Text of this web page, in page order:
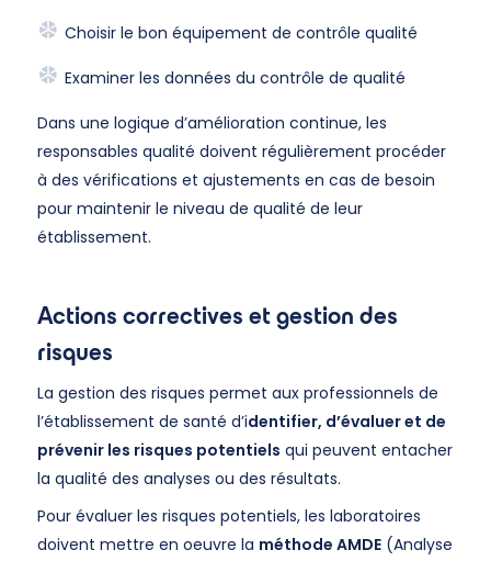
Choisir le bon équipement de contrôle qualité
Examiner les données du contrôle de qualité
Dans une logique d’amélioration continue, les
responsables qualité doivent régulièrement procéder
à des vérifications et ajustements en cas de besoin
pour maintenir le niveau de qualité de leur
établissement.
Actions correctives et gestion des
risques
La gestion des risques permet aux professionnels de
l’établissement de santé d’identifier, d’évaluer et de
prévenir les risques potentiels qui peuvent entacher
la qualité des analyses ou des résultats.
Pour évaluer les risques potentiels, les laboratoires
doivent mettre en oeuvre la méthode AMDE(Analyse